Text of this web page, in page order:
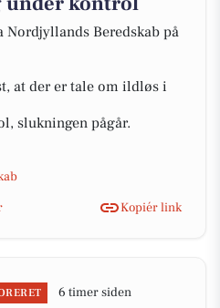
Nordjyllands Beredskab på
at der er tale om ildløs i
slukningen pågår.
Kopiér link
6 timer siden